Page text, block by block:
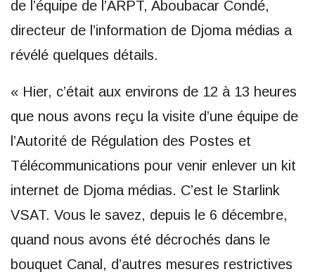
de l’équipe de l’ARPT, Aboubacar Condé,
directeur de l’information de Djoma médias a
révélé quelques détails.
« Hier, c’était aux environs de 12 à 13 heures
que nous avons reçu la visite d’une équipe de
l’Autorité de Régulation des Postes et
Télécommunications pour venir enlever un kit
internet de Djoma médias. C’est le Starlink
VSAT. Vous le savez, depuis le 6 décembre,
quand nous avons été décrochés dans le
bouquet Canal, d’autres mesures restrictives